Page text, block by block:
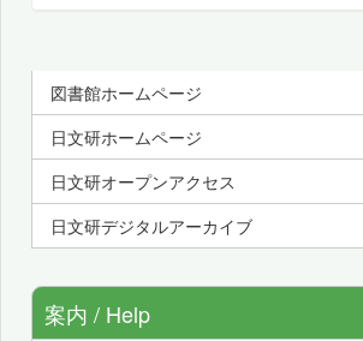
図書館ホームページ
日文研ホームページ
日文研オープンアクセス
日文研デジタルアーカイブ
案内 / Help